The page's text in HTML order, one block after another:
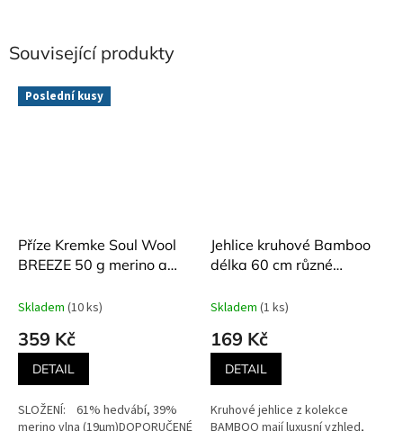
Související produkty
Poslední kusy
Příze Kremke Soul Wool
BREEZE 50 g merino a
Skladem (10 ks)
359 Kč
DETAIL
SLOŽENÍ: 61% hedvábí, 39%
Jehlice kruhové Bamboo
délka 60 cm různé
Skladem (1 ks)
169 Kč
DETAIL
Kruhové jehlice z kolekce